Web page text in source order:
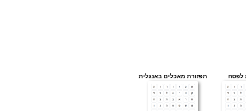
לפסח תפזורת מאכלים באנגלית